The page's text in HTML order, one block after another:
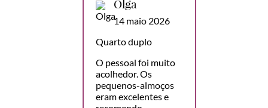
Olga
14 maio 2026
Quarto duplo
O pessoal foi muito
acolhedor. Os
pequenos-almoços
eram excelentes e